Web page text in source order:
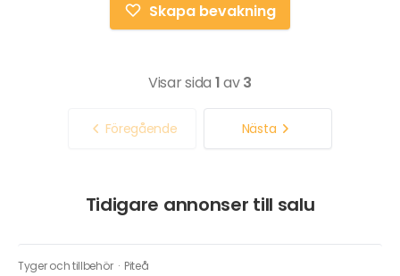
Skapa bevakning
Visar sida 1av3
Föregående Nästa
Tidigare annonser till salu
Tyger och tillbehör · Piteå